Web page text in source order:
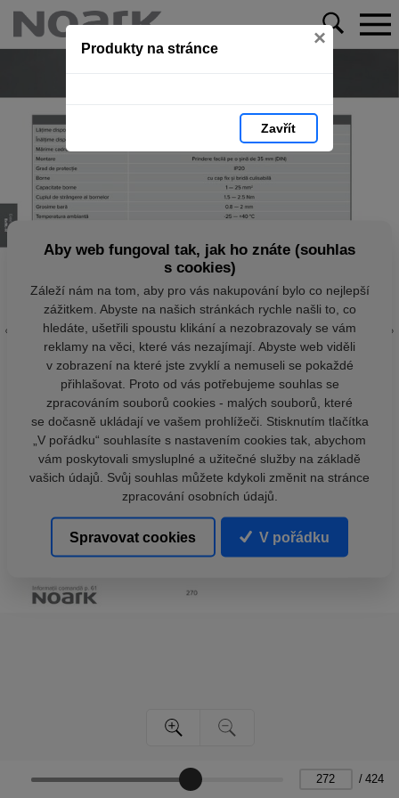
Produkty na stránce ×
Zavřít
/ 424
Aby web fungoval tak, jak ho znáte (souhlas
s cookies)
Záleží nám na tom, aby pro vás nakupování bylo co nejlepší
zážitkem. Abyste na našich stránkách rychle našli to, co
hledáte, ušetřili spoustu klikání a nezobrazovaly se vám
reklamy na věci, které vás nezajímají. Abyste web viděli
v zobrazení na které jste zvyklí a nemuseli se pokaždé
přihlašovat. Proto od vás potřebujeme souhlas se
zpracováním souborů cookies - malých souborů, které
se dočasně ukládají ve vašem prohlížeči. Stisknutím tlačítka
„V pořádku“ souhlasíte s nastavením cookies tak, abychom
vám poskytovali smysluplné a užitečné služby na základě
vašich údajů. Svůj souhlas můžete kdykoli změnit na stránce
zpracování osobních údajů.
Spravovat cookies V pořádku